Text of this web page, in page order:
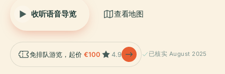
收听语音导览 查看地图
免排队游览，起价 €100 4.9 已核实 August 2025